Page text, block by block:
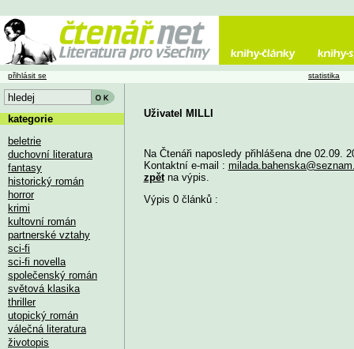
Uživatel MILLI
Na Čtenáři naposledy přihlášena dne 02.09.
Kontaktní e-mail :
zpětna výpis.
Výpis 0 článků :
přihlásit se statistika
kategorie
beletrie
duchovní literatura
fantasy
historický román
horror
krimi
kultovní román
partnerské vztahy
sci-fi
sci-fi novella
společenský román
světová klasika
thriller
utopický román
válečná literatura
životopis